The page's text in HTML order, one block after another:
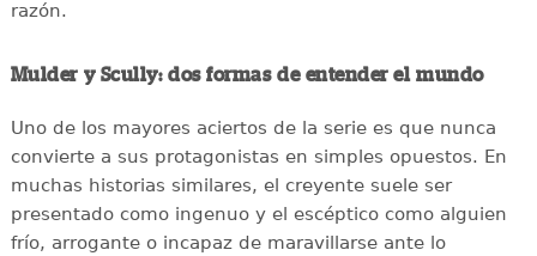
razón.
Mulder y Scully: dos formas de entender el mundo
Uno de los mayores aciertos de la serie es que nunca
convierte a sus protagonistas en simples opuestos. En
muchas historias similares, el creyente suele ser
presentado como ingenuo y el escéptico como alguien
frío, arrogante o incapaz de maravillarse ante lo